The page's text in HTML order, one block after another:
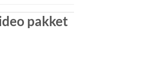
pakket